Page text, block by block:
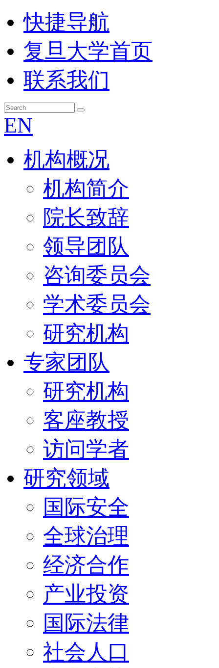
快捷导航
复旦大学首页
联系我们
EN
机构概况
机构简介
院长致辞
领导团队
咨询委员会
学术委员会
研究机构
专家团队
研究机构
客座教授
访问学者
研究领域
国际安全
全球治理
经济合作
产业投资
国际法律
社会人口